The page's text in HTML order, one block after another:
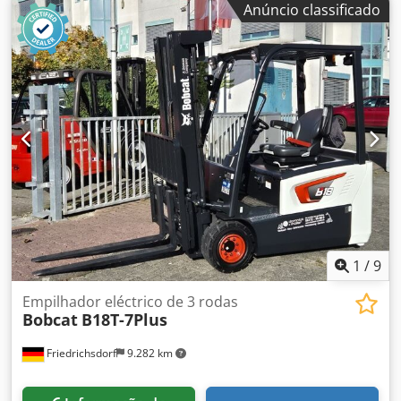
elétrico , tipo de mastro:triplex, altura de construção:
2.108 mm, comprimento do garfo: 1.150 mm, peso em
vazio:1.340 kg, comprimento total:1.964 mm, tipo de
transmissão:Elektro, largura de construção: 820 mm,
Caminhão de paletes Centro de carga: 600 Largura do
garfo: 560 mm Tipo de mastro: Triplex Condição: Novo
Condição Técnica: Novo Tipo de pneus dianteiros:
poliuretano Condição dos pneus dianteiros: 80 - 100%
Dcedpfx Aewi Acgsicek Tipo de pneus traseiros:
poliuretano Condição dos pneus traseiros: 80 - 100%
Tensão da bateria: 24V Bateria Ah: 150Ah Tipo de bateria:
íon de lítio Ano de fabricação da bateria: 2025 Status da
bateria: 80 - 100% Curso inicial, curso livre completo,
certificado CE, Bateria de íons de lítio sem manutenção,
Anúncio classificado
1 /9
Friedrichsdorf 9.282 km
Empilhador eléctrico de 3 rodas
Bobcat B18T-7Plus